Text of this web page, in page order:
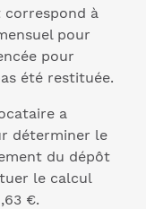
correspond à
pour
pour
été restituée.
a
déterminer le
du dépôt
le calcul
€.